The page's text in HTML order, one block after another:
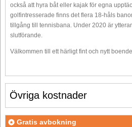
också att hyra båt eller kajak för egna
golfintresserade finns det flera 18-håls
tillgång till tennisbana. Under 2020 är
slutförande.
Välkommen till ett härligt fint och nytt
Övriga kostnader
Gratis avbokning